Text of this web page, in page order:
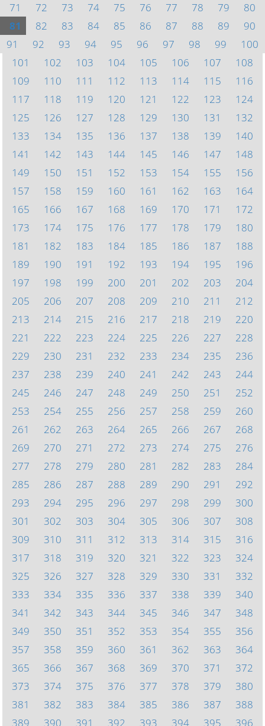
71
72 73 74 75 76 77 78 79
80
81
82 83 84 85 86 87 88 89
90
91
92 93 94 95 96 97 98 99
100
101
102 103 104 105 106 107
108
109
110 111 112 113 114 115
116
117
118 119 120 121 122 123
124
125
126 127 128 129 130 131
132
133
134 135 136 137 138 139
140
141
142 143 144 145 146 147
148
149
150 151 152 153 154 155
156
157
158 159 160 161 162 163
164
165
166 167 168 169 170 171
172
173
174 175 176 177 178 179
180
181
182 183 184 185 186 187
188
189
190 191 192 193 194 195
196
197
198 199 200 201 202 203
204
205
206 207 208 209 210 211
212
213
214 215 216 217 218 219
220
221
222 223 224 225 226 227
228
229
230 231 232 233 234 235
236
237
238 239 240 241 242 243
244
245
246 247 248 249 250 251
252
253
254 255 256 257 258 259
260
261
262 263 264 265 266 267
268
269
270 271 272 273 274 275
276
277
278 279 280 281 282 283
284
285
286 287 288 289 290 291
292
293
294 295 296 297 298 299
300
301
302 303 304 305 306 307
308
309
310 311 312 313 314 315
316
317
318 319 320 321 322 323
324
325
326 327 328 329 330 331
332
333
334 335 336 337 338 339
340
341
342 343 344 345 346 347
348
349
350 351 352 353 354 355
356
357
358 359 360 361 362 363
364
365
366 367 368 369 370 371
372
373
374 375 376 377 378 379
380
381
382 383 384 385 386 387
388
389
390 391 392 393 394 395 396